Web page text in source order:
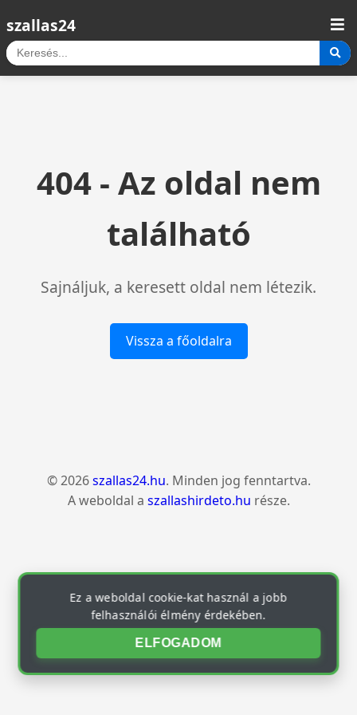
szallas24
404 - Az oldal nem
található
Sajnáljuk, a keresett oldal nem létezik.
Vissza a főoldalra
© 2026szallas24.hu. Minden jog fenntartva.
A weboldal a szallashirdeto.hu része.
Ez a weboldal cookie-kat használ a jobb
felhasználói élmény érdekében.
ELFOGADOM